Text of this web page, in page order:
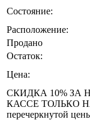
Состояние:
Расположение:
Продано
Остаток:
Цена:
СКИДКА 10% ЗА
КАССЕ ТОЛЬКО
перечеркнутой